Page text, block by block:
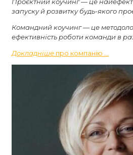
запуску й розвитку будь-якого
Командний коучинг — це
ефективність роботи команди в
Докладніше про компанію …